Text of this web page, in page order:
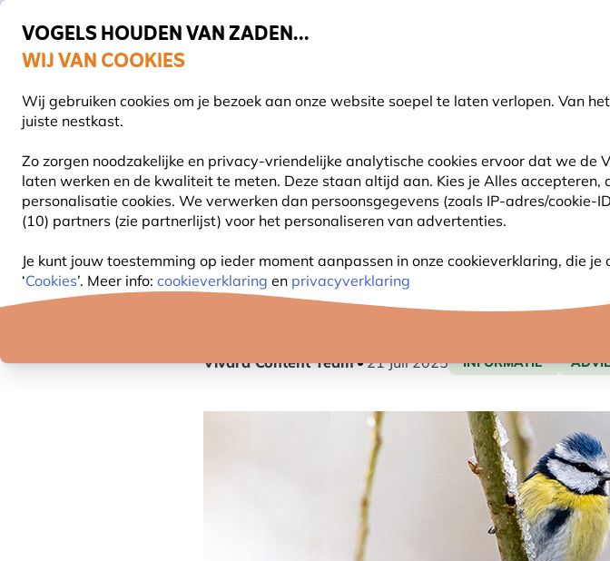
VOGELS HOUDEN VAN ZADEN...
WIJ VAN COOKIES
Wij gebruiken cookies om je bezoek aan onze website soepel te laten verlopen. Van
juiste nestkast.
Zo zorgen noodzakelijke en privacy-vriendelijke analytische cookies ervoor dat we de
laten werken en de kwaliteit te meten. Deze staan altijd aan. Kies je Alles
personalisatie cookies. We verwerken dan persoonsgegevens (zoals IP-adres/cookie-
(10) partners (zie partnerlijst) voor het personaliseren van advertenties.
Je kunt jouw toestemming op ieder moment aanpassen in onze cookieverklaring, die
‘Cookies’. Meer info: cookieverklaring en privacyverklaring
Uitstekend beoordeeld in 11 landen
Gratis thuisbezorgd vanaf €49
Zoeken
VOGELVOER VOEDERSYSTEMEN VOGELHUISJES ANDERE DIEREN
WAT ETEN VOGELS IN DE
Vivara Content Team 21 Juli 2025 INFORMATIE